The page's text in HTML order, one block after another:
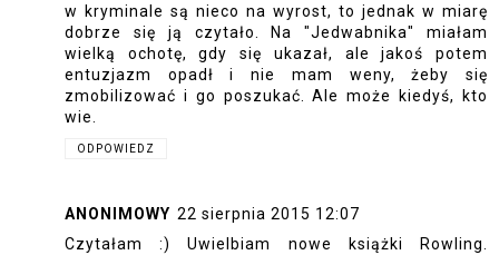
w kryminale są nieco na wyrost, to jednak w miarę
dobrze się ją czytało. Na "Jedwabnika" miałam
wielką ochotę, gdy się ukazał, ale jakoś potem
entuzjazm opadł i nie mam weny, żeby się
zmobilizować i go poszukać. Ale może kiedyś, kto
wie.
ODPOWIEDZ
ANONIMOWY 22 sierpnia 2015 12:07
Czytałam :) Uwielbiam nowe książki Rowling.